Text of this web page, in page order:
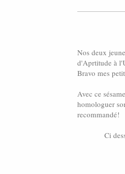
Nos deux
d'Aprtitude à
Bravo mes
Avec ce
homologuer
recommandé!
Ci